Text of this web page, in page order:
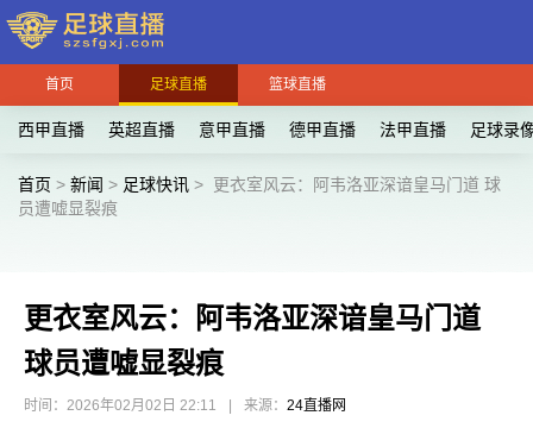
首页 足球直播 篮球直播
西甲直播 英超直播 意甲直播 德甲直播 法甲直播 足球录
首页 > 新闻 > 足球快讯 > 更衣室风云：阿韦洛亚深谙皇马门道 球
员遭嘘显裂痕
更衣室风云：阿韦洛亚深谙皇马门道
球员遭嘘显裂痕
时间：2026年02月02日 22:11 来源： 24直播网